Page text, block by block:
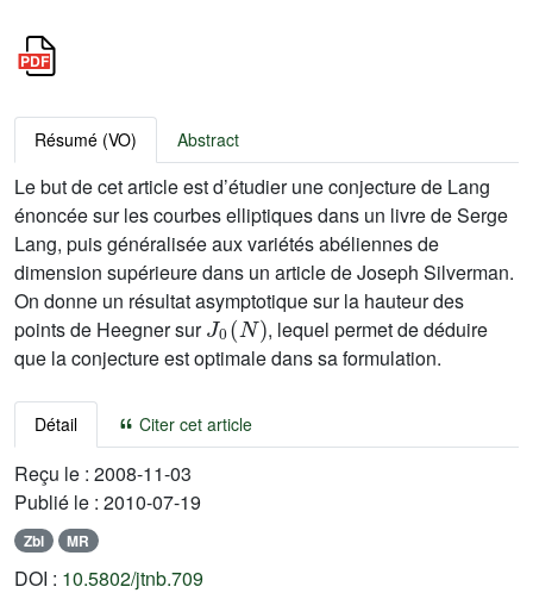
Résumé (VO) Abstract
Le but de cet article est d’étudier une conjecture de Lang
énoncée sur les courbes elliptiques dans un livre de Serge
Lang, puis généralisée aux variétés abéliennes de
dimension supérieure dans un article de Joseph Silverman.
On donne un résultat asymptotique sur la hauteur des
points de Heegner sur
J0(N)
, lequel permet de déduire
que la conjecture est optimale dans sa formulation.
Détail Citer cet article
Reçu le : 2008-11-03
Publié le : 2010-07-19
Zbl MR
DOI : 10.5802/jtnb.709